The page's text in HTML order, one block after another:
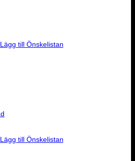
Lägg till Önskelistan
Lägg till Önskelistan